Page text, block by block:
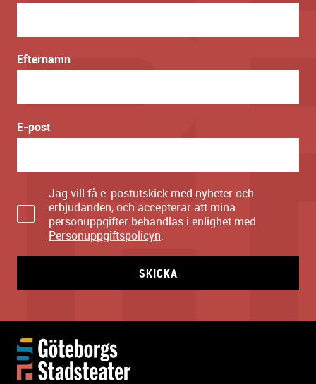
Efternamn
E-post
Jag vill få e-postutskick med nyheter och
erbjudanden, och accepterar att mina
personuppgifter behandlas i enlighet med
Personuppgiftspolicyn.
SKICKA